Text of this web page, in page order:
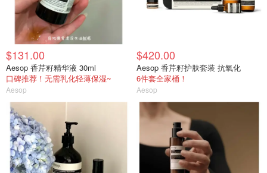
$131.00
Aesop 香芹籽精华液 30ml
口碑推荐！无需乳化轻薄保湿~
Aesop
$420.00
Aesop 香芹籽护肤套装 抗氧化
6件套全家桶！
Aesop